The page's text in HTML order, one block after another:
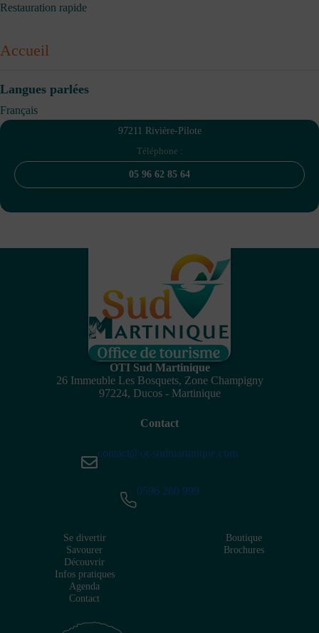
Restauration rapide
Accueil
Langues parlées
Français
97211 Rivière-Pilote
Téléphone :
05 96 62 85 64
OTI Sud Martinique
26 Immeuble Les Bosquets, Zone Champigny
97224, Ducos - Martinique
Contact
contact@ot-sudmartinique.com
0596 280 999
Se divertir
Savourer
Découvrir
Infos pratiques
Agenda
Contact
Boutique
Brochures